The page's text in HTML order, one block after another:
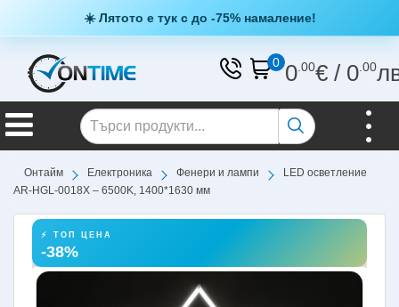
☀️ Лятото е тук с до -75% намаление!
0 0.00€/ 0.00
Онтайм Електроника Фенери и лампи
LED осветление
AR-HGL-0018X – 6500K, 1400*1630 мм
⚡ ТОП ЦЕНА
-38%